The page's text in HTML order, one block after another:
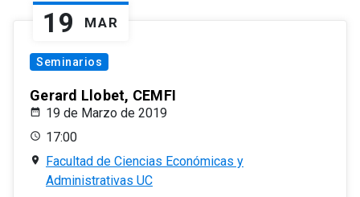
19 MAR
Seminarios
Gerard Llobet, CEMFI
19 de Marzo de 2019
17:00
Facultad de Ciencias Económicas y
Administrativas UC